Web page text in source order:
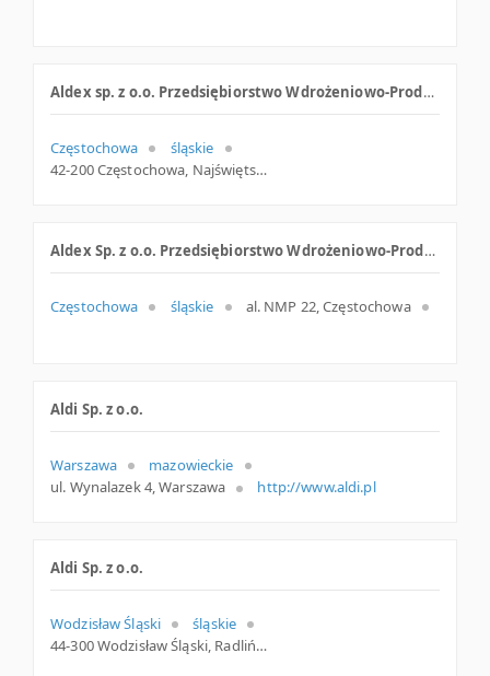
Aldex sp. z o.o. Przedsiębiorstwo Wdrożeniowo-Produkcyjne
Częstochowa
śląskie
42-200 Częstochowa, Najświętszej Maryi Panny 22, śląskie
Aldex Sp. z o.o. Przedsiębiorstwo Wdrożeniowo-Produkcyjne
Częstochowa śląskie al. NMP 22, Częstochowa
Aldi Sp. z o.o.
Warszawa
mazowieckie
ul. Wynalazek 4, Warszawa
http://www.aldi.pl
Aldi Sp. z o.o.
Wodzisław Śląski
śląskie
44-300 Wodzisław Śląski, Radlińska, woj. Śląskie, pow. Wodzisławski, gm. Wodzisław Śląski